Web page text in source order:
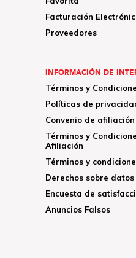
Facturación
Proveedores
INFORMACIÓN DE
Términos y
Políticas de
Convenio de afiliación
Términos y
Afiliación
Términos y
Derechos sobre
Encuesta de
Anuncios Falsos